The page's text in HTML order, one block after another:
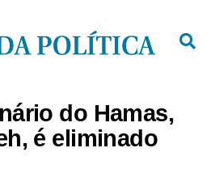
do Hamas,
é eliminado